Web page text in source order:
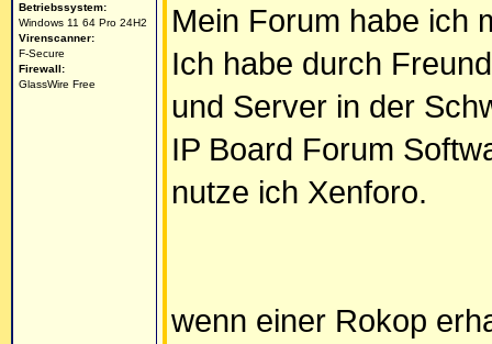
Betriebssystem:
Windows 11 64 Pro 24H2
Virenscanner:
F-Secure
Firewall:
GlassWire Free
Mein Forum habe ich
Ich habe durch
und Server in der
IP Board Forum
nutze ich Xenforo.
wenn einer Rokop